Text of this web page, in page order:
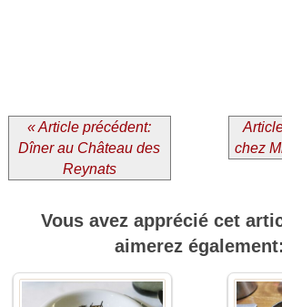
« Article précédent:
Dîner au Château des
Reynats
chez
Vous avez apprécié cet
aimerez également: